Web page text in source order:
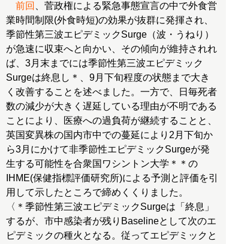
前回
、菅政権による緊急事態宣言の中で外食営
業時間制限(外食時短)の効果が抜群に発揮され、
季節性第三波エピデミックSurge（波・うねり）
が急速に収束へと向かい、その傾向が維持されれ
ば、3月末までには季節性第三波エピデミック
Surgeは終息し＊、9月下旬程度の状態まで大き
く改善することを述べました。一方で、日毎死者
数の減少が大きく遅延している理由が不明である
ことにより、医療への過負荷が継続することと、
英国変異株の国内市中での蔓延により2月下旬か
ら3月にかけて非季節性エピデミックSurgeが発
生する可能性を合衆国ワシントン大学＊＊の
IHME(保健指標評価研究所)による予測と評価を引
用して示したところで締めくくりました。
〈＊季節性第三波エピデミックSurgeは「終息」
するが、市中感染者が残りBaselineとして次のエ
ピデミックの種火となる。従ってエピデミックと